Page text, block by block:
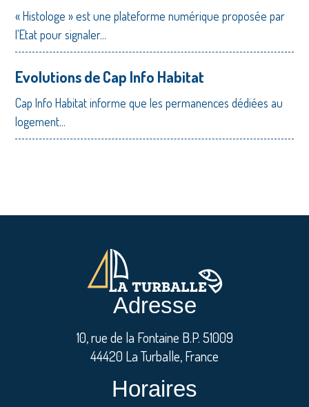
« Histologe » est une plateforme numérique proposée par
l'Etat pour signaler...
Evolutions de Cap Info Habitat
Cap Info Habitat informe que les permanences dédiées au
logement...
Adresse
10, rue de la Fontaine B.P. 51009
44420 La Turballe, France
Horaires